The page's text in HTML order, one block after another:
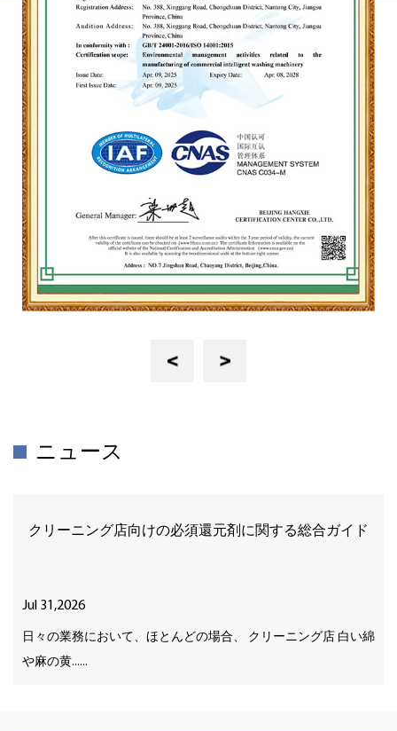
Previous Next
ニュース
クリーニング店向けの必須還元剤に関する総合ガイド
Jul 31,2026
日々の業務において、ほとんどの場合、 クリーニング店 白い綿
や麻の黄......